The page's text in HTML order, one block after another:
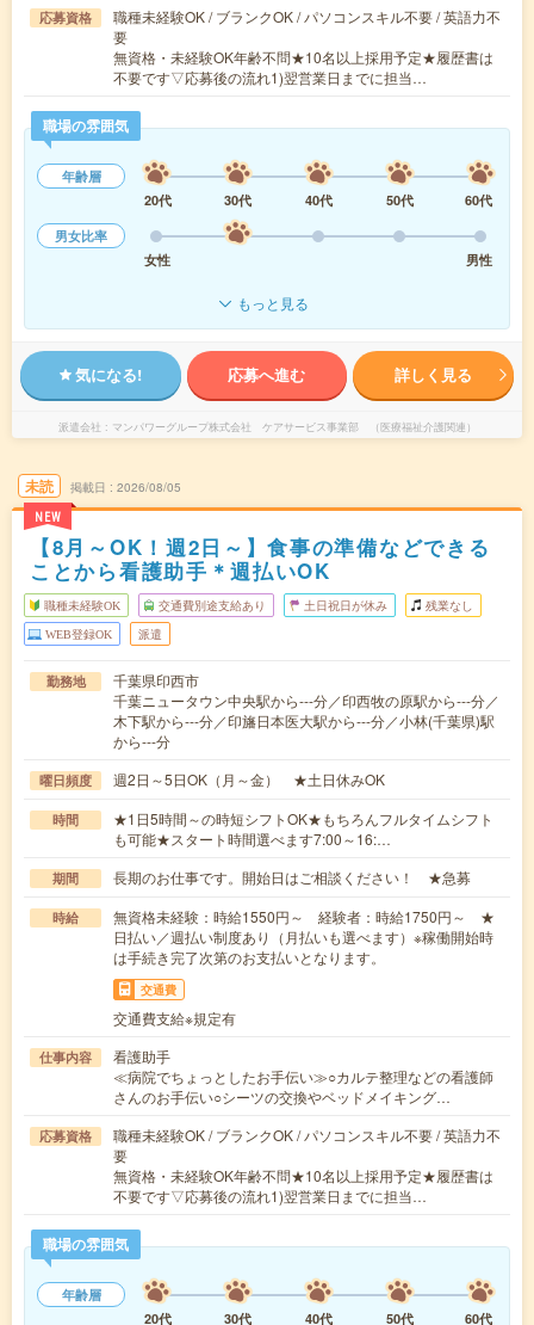
応募資格
職種未経験OK / ブランクOK / パソコンスキル不要 / 英語力不
要
無資格・未経験OK年齢不問★10名以上採用予定★履歴書は
不要です▽応募後の流れ1)翌営業日までに担当…
職場の雰囲気
年齢層
20代
30代 40代 50代
60代
男女比率
女性
男性
もっと見る
気になる! 応募へ進む 詳しく見る
派遣会社 マンパワーグループ株式会社 ケアサービス事業部 （医療福祉介護関連）
未読
NEW
掲載日 2026/08/05
【8月～OK！週2日～】食事の準備などできる
ことから看護助手＊週払いOK
職種未経験OK 交通費別途支給あり 土日祝日が休み 残業なし
WEB登録OK 派遣
勤務地
千葉県印西市
千葉ニュータウン中央駅から---分／印西牧の原駅から---分／
木下駅から---分／印旛日本医大駅から---分／小林(千葉県)駅
から---分
曜日頻度 週2日～5日OK（月～金） ★土日休みOK
時間
★1日5時間～の時短シフトOK★もちろんフルタイムシフト
も可能★スタート時間選べます7:00～16:…
期間 長期のお仕事です。開始日はご相談ください！ ★急募
時給
無資格未経験：時給1550円～ 経験者：時給1750円～ ★
日払い／週払い制度あり（月払いも選べます）※稼働開始時
は手続き完了次第のお支払いとなります。
交通費
交通費支給※規定有
仕事内容
看護助手
≪病院でちょっとしたお手伝い≫○カルテ整理などの看護師
さんのお手伝い○シーツの交換やベッドメイキング…
応募資格
職種未経験OK / ブランクOK / パソコンスキル不要 / 英語力不
要
無資格・未経験OK年齢不問★10名以上採用予定★履歴書は
不要です▽応募後の流れ1)翌営業日までに担当…
職場の雰囲気
年齢層
20代
30代 40代 50代 60代